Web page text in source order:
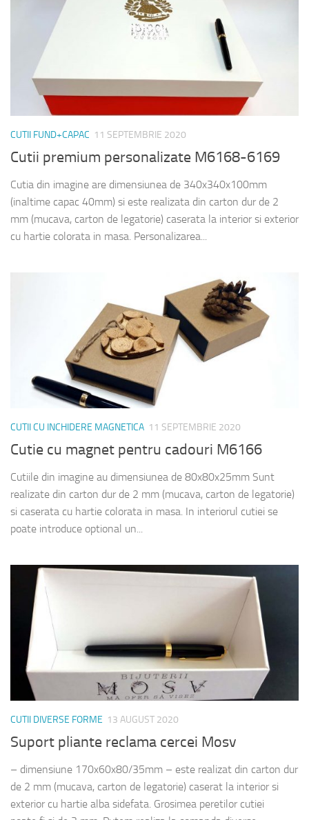
CUTII FUND+CAPAC 11 SEPTEMBRIE 2020
Cutii premium personalizate M6168-6169
Cutia din imagine are dimensiunea de 340x340x100mm
(inaltime capac 40mm) si este realizata din carton dur de 2
mm (mucava, carton de legatorie) caserata la interior si exterior
cu hartie colorata in masa. Personalizarea...
CUTII CU INCHIDERE MAGNETICA 11 SEPTEMBRIE 2020
Cutie cu magnet pentru cadouri M6166
Cutiile din imagine au dimensiunea de 80x80x25mm Sunt
realizate din carton dur de 2 mm (mucava, carton de legatorie)
si caserata cu hartie colorata in masa. In interiorul cutiei se
poate introduce optional un...
CUTII DIVERSE FORME 13 AUGUST 2020
Suport pliante reclama cercei Mosv
– dimensiune 170x60x80/35mm – este realizat din carton dur
de 2 mm (mucava, carton de legatorie) caserat la interior si
exterior cu hartie alba sidefata. Grosimea peretilor cutiei